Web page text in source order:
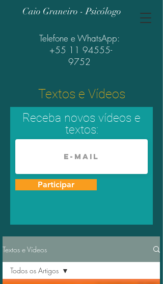
Caio Graneiro - Psicólogo
Telefone e WhatsApp:
+55 11 94555-
9752
Textos e Vídeos
Receba novos vídeos e
textos:
Participar
Textos e Vídeos
Todos os Artigos